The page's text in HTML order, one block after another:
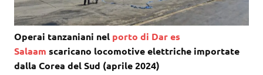
Operai tanzaniani nel porto di Dar es
Salaam scaricano locomotive elettriche importate
dalla Corea del Sud (aprile 2024)